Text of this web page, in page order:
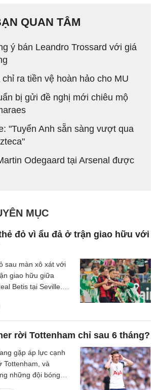
QUAN TÂM
ý bán Leandro Trossard với giá
chỉ ra tiền vệ hoàn hảo cho MU
bị gửi đề nghị mới chiêu mộ
"Tuyển Anh sẵn sàng vượt qua
Odegaard tại Arsenal được
MỤC
đỏ vì ẩu đả ở trận giao hữu với
sau màn xô xát với
giao hữu giữa
Betis tại Seville.
rời Tottenham chỉ sau 6 tháng?
gặp áp lực cạnh
Tottenham, và
những đội bóng